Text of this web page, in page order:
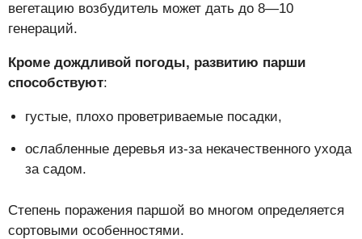
вегетацию возбудитель может дать до 8—10
генераций.
Кроме дождливой погоды, развитию парши
способствуют:
густые, плохо проветриваемые посадки,
ослабленные деревья из-за некачественного ухода
за садом.
Степень поражения паршой во многом определяется
сортовыми особенностями.